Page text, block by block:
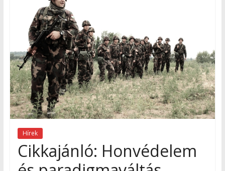
Hírek
Cikkajánló: Honvédelem